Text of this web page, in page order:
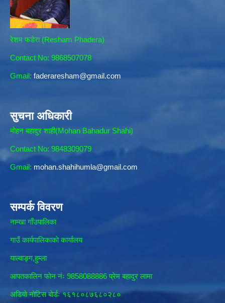
रेशम फडेरा (Resham Phadera)
Contact No: 9868507078
Gmail: faderaresham@gmail.com
सुचना अधिकारी
मोहन बहादुर शाही(Mohan Bahadur Shahi)
Contact No: 9848309079
Gmail: mohan.shahihumla@gmail.com
सम्पर्क विवरण
नाम्खा गाँउपालिका
गाउँ कार्यपालिकाकाे कार्यालय
याल्वाङ्ग,हुम्ला
आपतकालिन फाेन नंः 9858088886 प्रेम बहादुर लामा
अडियाे नोटिस बाेर्डः १६१८०८७६८०२८०